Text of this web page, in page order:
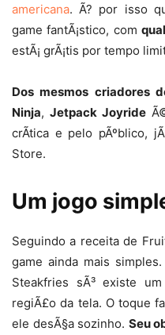
americana. Ã? por isso
game fantÃ¡stico, com
estÃ¡ grÃ¡tis por tempo
Dos mesmos criadores
Ninja, Jetpack Joyride
crÃ­tica e pelo pÃºblico,
Store.
Um jogo
Seguindo a receita de
game ainda mais
Steakfries sÃ³ existe
regiÃ£o da tela. O toque
ele desÃ§a sozinho. Seu